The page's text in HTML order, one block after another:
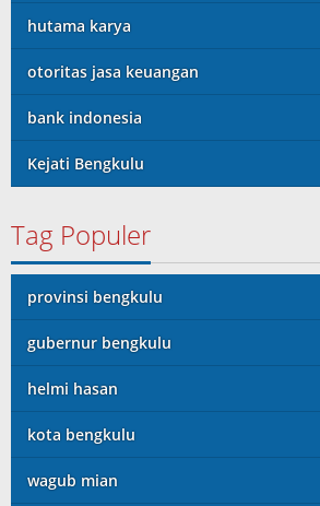
hutama karya
otoritas jasa keuangan
bank indonesia
Kejati Bengkulu
Tag Populer
provinsi bengkulu
gubernur bengkulu
helmi hasan
kota bengkulu
wagub mian